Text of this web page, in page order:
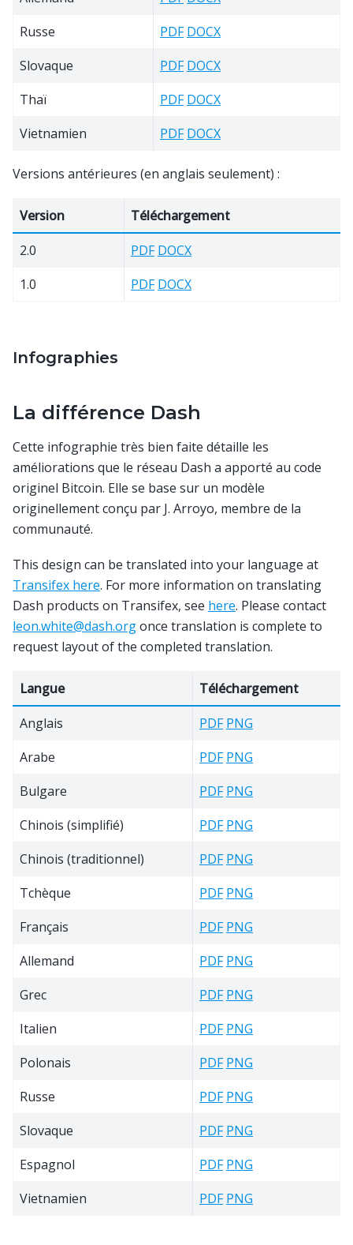
Russe
PDF DOCX
Slovaque
PDF DOCX
Thaï
PDF DOCX
Vietnamien
PDF DOCX
Versions antérieures (en anglais seulement) :
Version
Téléchargement
2.0
PDF DOCX
1.0
PDF DOCX
Infographies
La différence Dash
Cette infographie très bien faite détaille les
améliorations que le réseau Dash a apporté au code
originel Bitcoin. Elle se base sur un modèle
originellement conçu par J. Arroyo, membre de la
communauté.
This design can be translated into your language at
Transifex here. For more information on translating
Dash products on Transifex, see here. Please contact
leon.white@dash.orgonce translation is complete to
request layout of the completed translation.
Langue
Téléchargement
Anglais
PDF PNG
Arabe
PDF PNG
Bulgare
PDF PNG
Chinois (simplifié)
PDF PNG
Chinois (traditionnel)
PDF PNG
Tchèque
PDF PNG
Français
PDF PNG
Allemand
PDF PNG
Grec
PDF PNG
Italien
PDF PNG
Polonais
PDF PNG
Russe
PDF PNG
Slovaque
PDF PNG
Espagnol
PDF PNG
Vietnamien
PDF PNG